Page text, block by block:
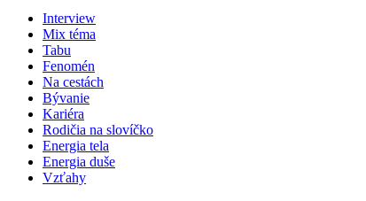
Interview
Mix téma
Tabu
Fenomén
Na cestách
Bývanie
Kariéra
Rodičia na slovíčko
Energia tela
Energia duše
Vzťahy